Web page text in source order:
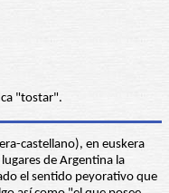
"tostar".
castellano), en euskera
de Argentina la
el sentido peyorativo que